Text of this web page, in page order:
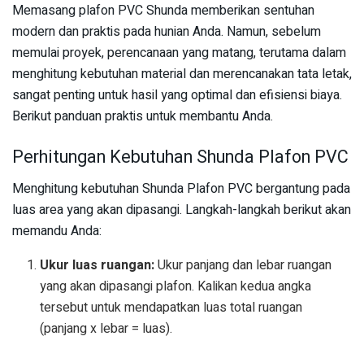
Memasang plafon PVC Shunda memberikan sentuhan
modern dan praktis pada hunian Anda. Namun, sebelum
memulai proyek, perencanaan yang matang, terutama dalam
menghitung kebutuhan material dan merencanakan tata letak,
sangat penting untuk hasil yang optimal dan efisiensi biaya.
Berikut panduan praktis untuk membantu Anda.
Perhitungan Kebutuhan Shunda Plafon PVC
Menghitung kebutuhan Shunda Plafon PVC bergantung pada
luas area yang akan dipasangi. Langkah-langkah berikut akan
memandu Anda:
Ukur luas ruangan:Ukur panjang dan lebar ruangan
yang akan dipasangi plafon. Kalikan kedua angka
tersebut untuk mendapatkan luas total ruangan
(panjang x lebar = luas).